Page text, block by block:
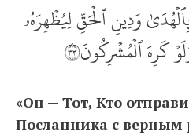
وَدِينِ ٱلۡحَقِّ لِيُظۡهِرَهُۥ
كَرِهَ ٱلۡمُشۡرِكُونَ٣٣
«Он — Тот, Кто
Посланника с верным